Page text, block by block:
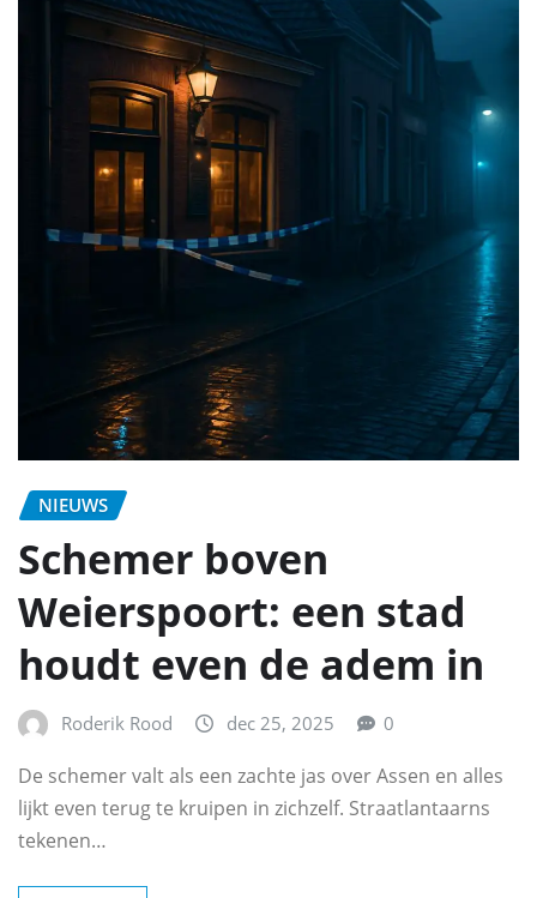
NIEUWS
Schemer boven
Weierspoort: een stad
houdt even de adem in
Roderik Rood dec 25, 2025 0
De schemer valt als een zachte jas over Assen en alles
lijkt even terug te kruipen in zichzelf. Straatlantaarns
tekenen…